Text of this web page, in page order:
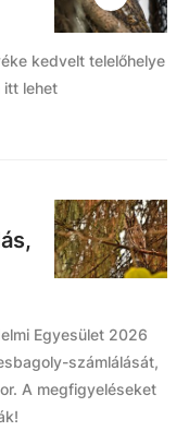
kedvelt telelőhelye
itt lehet
Egyesület 2026
számlálását,
A megfigyeléseket